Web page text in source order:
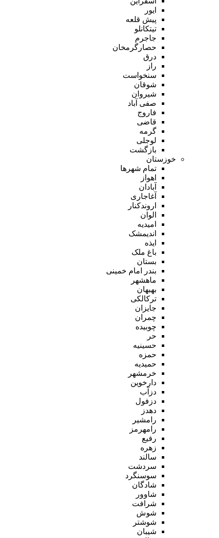
ایور
پیش قلعه
تیتکانلو
جاجرم
حصارگرمخان
درق
راز
سنخواست
شوقان
شیروان
صفی آباد
فاروج
قاضی
گرمه
لوجلی
بازگشت
خوزستان
تمام شهر‌ها
اهواز
آبادان
آغاجاری
اروندکنار
الوان
امیدیه
اندیمشک
ایذه
باغ ملک
بستان
بندر امام خمینی
ماهشهر
بهبهان
ترکالکی
جایزان
چمران
چوبیده
حر
حسینیه
حمزه
حمیدیه
خرمشهر
دارخوین
دزآب
دزفول
دهدز
رامشیر
رامهرمز
رفیع
زهره
سالند
سردشت
سوسنگرد
شادگان
شاوور
شرافت
شوش
شوشتر
شیبان